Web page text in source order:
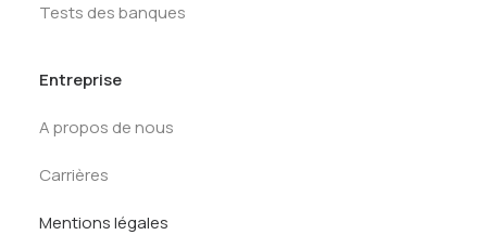
Tests des banques
Entreprise
A propos de nous
Carrières
Mentions légales